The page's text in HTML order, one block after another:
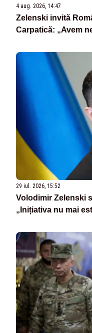
4 aug. 2026, 14:47
Zelenski invită
Carpatică: „Avem
29 iul. 2026, 15:52
Volodimir Zelenski
„Inițiativa nu mai